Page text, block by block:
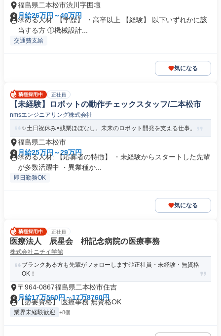
福島県二本松市渋川字囲壇
月給26万円～40万円
求める人材: 【学歴】 ・高卒以上 【経験】 以下いずれかに該
当する方 ①機械設計...
交通費支給
気になる
正社員
【未経験】ロボットの動作チェックスタッフ/二本松市
nmsエンジニアリング株式会社
✨土日祝休み×残業ほぼなし。未来のロボット開発を支える仕事。
福島県二本松市
月給25万円～29万円
求める人材: 【応募者の特徴】 ・未経験からスタートした先輩
が多数活躍中 ・異業種か...
即日勤務OK
気になる
正社員
医療法人 辰星会 枡記念病院の医療事務
株式会社ニチイ学館
ブランクある方も先輩がフォローします◎正社員・未経験・無資格
OK！
〒964-0867福島県二本松市住吉
月給17万560円～17万8760円
【必要資格】 医療事務 無資格OK
業界未経験歓迎 +8個